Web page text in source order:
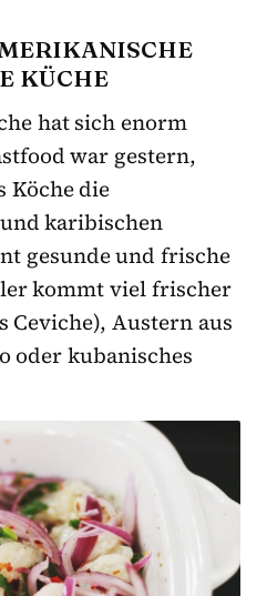
KÜCHE
hat sich enorm
war gestern,
Köche die
karibischen
gesunde und frische
kommt viel frischer
Ceviche), Austern aus
oder kubanisches